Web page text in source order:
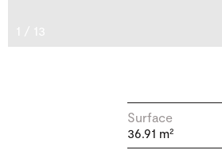
1 / 13
Surface
36.91 m²